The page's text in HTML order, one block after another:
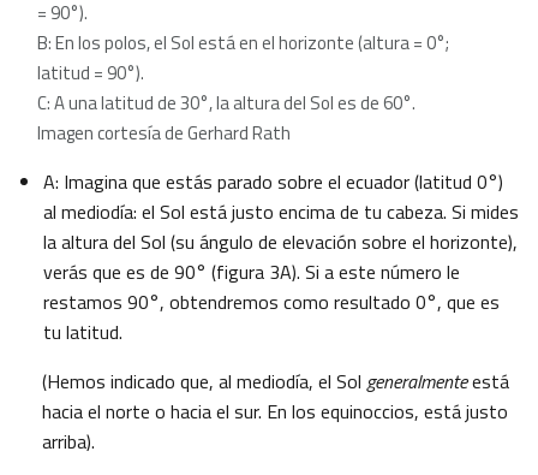
= 90°).
B: En los polos, el Sol está en el horizonte (altura = 0°;
latitud = 90°).
C: A una latitud de 30°, la altura del Sol es de 60°.
Imagen cortesía de Gerhard Rath
A: Imagina que estás parado sobre el ecuador (latitud 0°)
al mediodía: el Sol está justo encima de tu cabeza. Si mides
la altura del Sol (su ángulo de elevación sobre el horizonte),
verás que es de 90° (figura 3A). Si a este número le
restamos 90°, obtendremos como resultado 0°, que es
tu latitud.
(Hemos indicado que, al mediodía, el Sol generalmenteestá
hacia el norte o hacia el sur. En los equinoccios, está justo
arriba).